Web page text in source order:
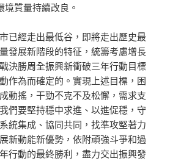
境質量持續改良。
已經走出最低谷，即將走出歷史最
發展新階段的特征，統籌考慮增長
決勝周全振興新衝破三年行動目標
作為而確定的。實現上述目標，困
動搖，干勁不克不及松懈，需求支
們要堅持穩中求進、以進促穩，守
統集成、協同共同，找準攻堅著力
新動能新優勢，依附頑強斗爭和過
行動的最終勝利，盡力交出振興發